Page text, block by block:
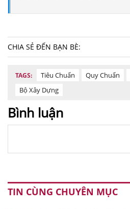
CHIA SẺ ĐẾN BẠN BÈ:
TAGS: Tiêu Chuẩn Quy Chuẩn
Bộ Xây Dựng
Bình luận
TIN CÙNG CHUYÊN MỤC